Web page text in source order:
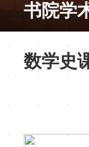
书院学
数学史